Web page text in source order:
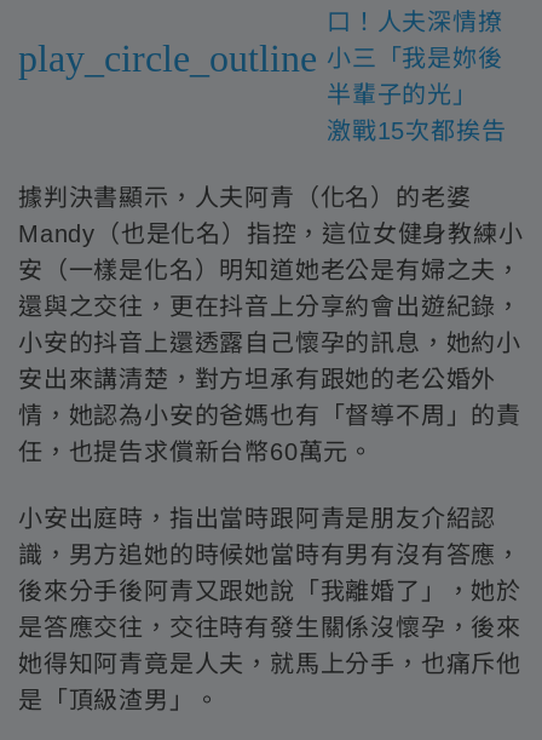
play_circle_outline
口！人夫深情撩
小三「我是妳後
半輩子的光」
激戰15次都挨告
據判決書顯示，人夫阿青（化名）的老婆
Mandy（也是化名）指控，這位女健身教練小
安（一樣是化名）明知道她老公是有婦之夫，
還與之交往，更在抖音上分享約會出遊紀錄，
小安的抖音上還透露自己懷孕的訊息，她約小
安出來講清楚，對方坦承有跟她的老公婚外
情，她認為小安的爸媽也有「督導不周」的責
任，也提告求償新台幣60萬元。
小安出庭時，指出當時跟阿青是朋友介紹認
識，男方追她的時候她當時有男有沒有答應，
後來分手後阿青又跟她說「我離婚了」，她於
是答應交往，交往時有發生關係沒懷孕，後來
她得知阿青竟是人夫，就馬上分手，也痛斥他
是「頂級渣男」。